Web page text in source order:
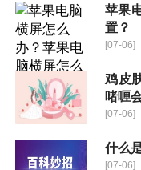
苹果
置？
[07-06]
鸡皮
啫喱
[07-06]
什么
[07-06]